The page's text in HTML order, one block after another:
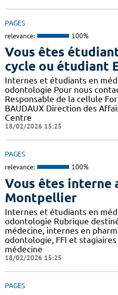
PAGES
relevance: 100%
Vous êtes
cycle ou étudiant
Internes et étudiants en
odontologie Pour nous
Responsable de la cellule
BAUDAUX Direction des
Centre
18/02/2026 15:25
PAGES
relevance: 100%
Vous êtes interne
Montpellier
Internes et étudiants en
odontologie Rubrique
médecine, internes en
odontologie, FFI et
médecine
18/02/2026 15:25
PAGES